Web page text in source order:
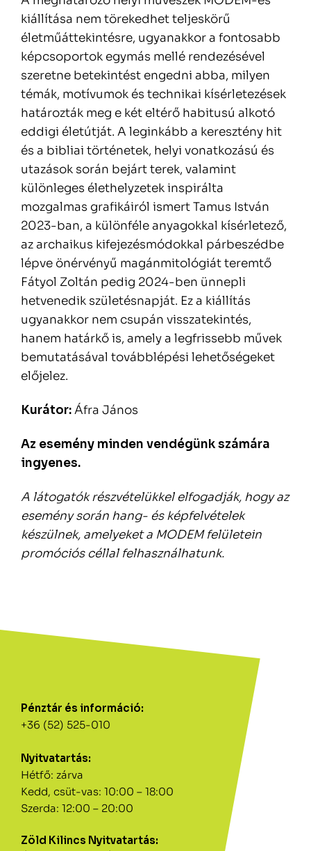
Pénztár és információ:
+36 (52) 525-010
Nyitvatartás:
Hétfő: zárva
Kedd, csüt-vas: 10:00 – 18:00
Szerda: 12:00 – 20:00
Zöld Kilincs Nyitvatartás:
kiállítása nem törekedhet teljeskörű
életműáttekintésre, ugyanakkor a fontosabb
képcsoportok egymás mellé rendezésével
szeretne betekintést engedni abba, milyen
témák, motívumok és technikai kísérletezések
határozták meg e két eltérő habitusú alkotó
eddigi életútját. A leginkább a keresztény hit
és a bibliai történetek, helyi vonatkozású és
utazások során bejárt terek, valamint
különleges élethelyzetek inspirálta
mozgalmas grafikáiról ismert Tamus István
2023-ban, a különféle anyagokkal kísérletező,
az archaikus kifejezésmódokkal párbeszédbe
lépve önérvényű magánmitológiát teremtő
Fátyol Zoltán pedig 2024-ben ünnepli
hetvenedik születésnapját. Ez a kiállítás
ugyanakkor nem csupán visszatekintés,
hanem határkő is, amely a legfrissebb művek
bemutatásával továbblépési lehetőségeket
előjelez.
Kurátor:Áfra János
Az esemény minden vendégünk számára
ingyenes.
A látogatók részvételükkel elfogadják, hogy az
esemény során hang- és képfelvételek
készülnek, amelyeket a MODEM felületein
promóciós céllal felhasználhatunk.